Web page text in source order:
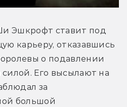
Эшкрофт ставит под
карьеру, отказавшись
о подавлении
Его высылают на
за
большой